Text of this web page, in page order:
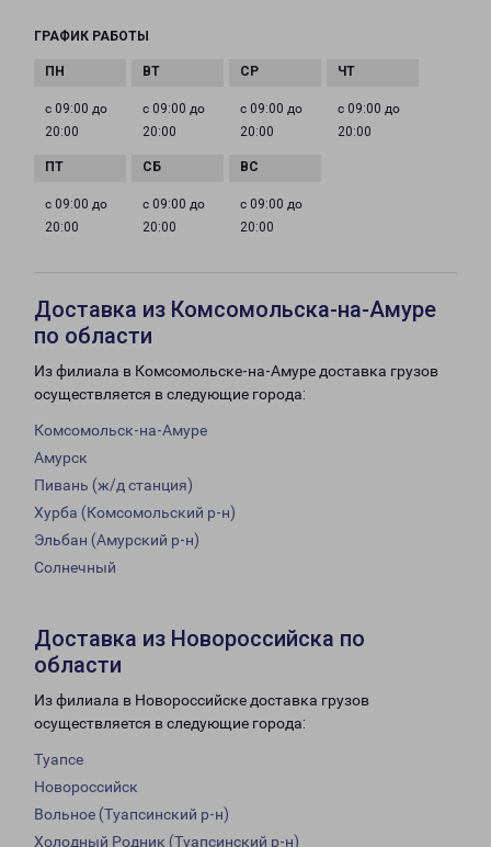
ГРАФИК РАБОТЫ
с 09:00 до
20:00
с 09:00 до
20:00
с 09:00 до
20:00
с 09:00 до
20:00
с 09:00 до
20:00
с 09:00 до
20:00
с 09:00 до
20:00
Доставка из Комсомольска-на-Амуре
по области
Из филиала в Комсомольске-на-Амуре доставка грузов
осуществляется в следующие города:
Комсомольск-на-Амуре
Амурск
Пивань (ж/д станция)
Хурба (Комсомольский р-н)
Эльбан (Амурский р-н)
Солнечный
Доставка из Новороссийска по
области
Из филиала в Новороссийске доставка грузов
осуществляется в следующие города:
Туапсе
Новороссийск
Вольное (Туапсинский р-н)
Холодный Родник (Туапсинский р-н)